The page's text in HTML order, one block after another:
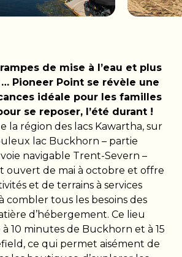
de mise à l’eau et plus
Pioneer Point se révèle une
idéale pour les familles
se reposer, l’été durant !
la région des lacs Kawartha, sur
lac Buckhorn – partie
navigable Trent-Severn –
ouvert de mai à octobre et offre
et de terrains à services
combler tous les besoins des
d’hébergement. Ce lieu
10 minutes de Buckhorn et à 15
ce qui permet aisément de